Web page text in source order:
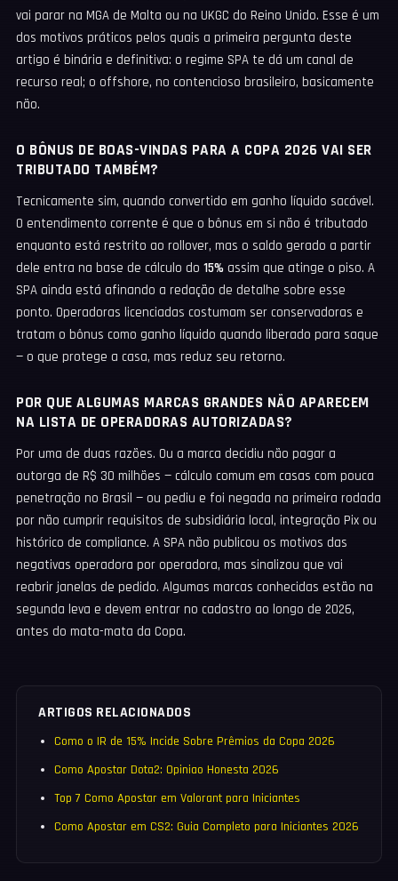
vai parar na MGA de Malta ou na UKGC do Reino Unido. Esse é um
dos motivos práticos pelos quais a primeira pergunta deste
artigo é binária e definitiva: o regime SPA te dá um canal de
recurso real; o offshore, no contencioso brasileiro, basicamente
não.
O BÔNUS DE BOAS-VINDAS PARA A COPA 2026 VAI SER
TRIBUTADO TAMBÉM?
Tecnicamente sim, quando convertido em ganho líquido sacável.
O entendimento corrente é que o bônus em si não é tributado
enquanto está restrito ao rollover, mas o saldo gerado a partir
dele entra na base de cálculo do 15% assim que atinge o piso. A
SPA ainda está afinando a redação de detalhe sobre esse
ponto. Operadoras licenciadas costumam ser conservadoras e
tratam o bônus como ganho líquido quando liberado para saque
— o que protege a casa, mas reduz seu retorno.
POR QUE ALGUMAS MARCAS GRANDES NÃO APARECEM
NA LISTA DE OPERADORAS AUTORIZADAS?
Por uma de duas razões. Ou a marca decidiu não pagar a
outorga de R$ 30 milhões — cálculo comum em casas com pouca
penetração no Brasil — ou pediu e foi negada na primeira rodada
por não cumprir requisitos de subsidiária local, integração Pix ou
histórico de compliance. A SPA não publicou os motivos das
negativas operadora por operadora, mas sinalizou que vai
reabrir janelas de pedido. Algumas marcas conhecidas estão na
segunda leva e devem entrar no cadastro ao longo de 2026,
antes do mata-mata da Copa.
ARTIGOS RELACIONADOS
Como o IR de 15% Incide Sobre Prêmios da Copa 2026
Como Apostar Dota2: Opiniao Honesta 2026
Top 7 Como Apostar em Valorant para Iniciantes
Como Apostar em CS2: Guia Completo para Iniciantes 2026